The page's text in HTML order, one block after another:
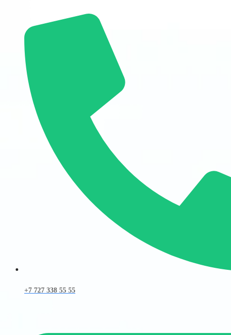
+7 727 338 55 55